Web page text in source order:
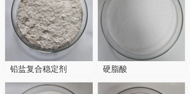
铅盐复合稳定剂 硬脂酸